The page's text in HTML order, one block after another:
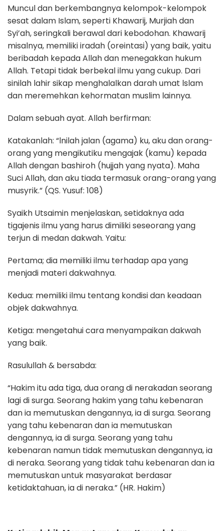
Muncul dan berkembangnya kelompok-kelompok
sesat dalam Islam, seperti Khawarij, Murjiah dan
Syi’ah, seringkali berawal dari kebodohan. Khawarij
misalnya, memiliki iradah (oreintasi) yang baik, yaitu
beribadah kepada Allah dan menegakkan hukum
Allah. Tetapi tidak berbekal ilmu yang cukup. Dari
sinilah lahir sikap menghalalkan darah umat lslam
dan meremehkan kehormatan muslim lainnya.
Dalam sebuah ayat. Allah berfirman:
Katakanlah: “lnilah jalan (agama) ku, aku dan orang-
orang yang mengikutiku mengajak (kamu) kepada
Allah dengan bashiroh (hujjah yang nyata). Maha
Suci Allah, dan aku tiada termasuk orang-orang yang
musyrik.” (QS. Yusuf: 108)
Syaikh Utsaimin menjelaskan, setidaknya ada
tigajenis ilmu yang harus dimiliki seseorang yang
terjun di medan dakwah. Yaitu:
Pertama; dia memiliki ilmu terhadap apa yang
menjadi materi dakwahnya.
Kedua: memiliki ilmu tentang kondisi dan keadaan
objek dakwahnya.
Ketiga: mengetahui cara menyampaikan dakwah
yang baik.
Rasulullah & bersabda:
“Hakim itu ada tiga, dua orang di nerakadan seorang
lagi di surga. Seorang hakim yang tahu kebenaran
dan ia memutuskan dengannya, ia di surga. Seorang
yang tahu kebenaran dan ia memutuskan
dengannya, ia di surga. Seorang yang tahu
kebenaran namun tidak memutuskan dengannya, ia
di neraka. Seorang yang tidak tahu kebenaran dan ia
memutuskan untuk masyarakat berdasar
ketidaktahuan, ia di neraka.” (HR. Hakim)